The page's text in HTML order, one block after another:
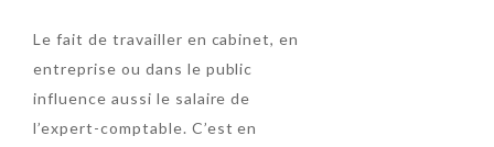
Le fait de travailler en cabinet, en
entreprise ou dans le public
influence aussi le salaire de
l’expert-comptable. C’est en